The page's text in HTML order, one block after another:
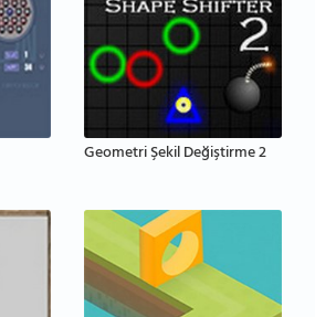
Geometri Şekil Değiştirme 2